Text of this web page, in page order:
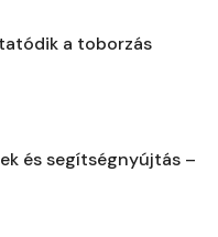
a toborzás
és segítségnyújtás –